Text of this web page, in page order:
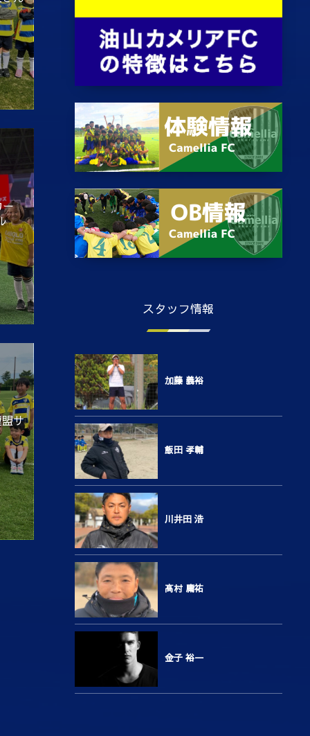
サ
スタッフ情報
加藤 義裕
飯田 孝輔
川井田 浩
高村 庸祐
金子 裕一